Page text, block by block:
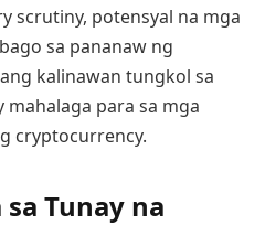
scrutiny, potensyal na mga
sa pananaw ng
kalinawan tungkol sa
para sa mga
cryptocurrency.
Tunay na